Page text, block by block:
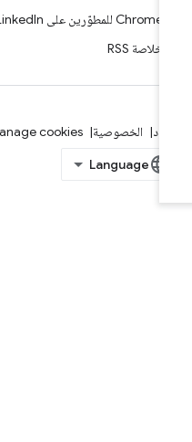
Chrome للمطوّرين على LinkedIn
خلاصة RSS
الخصوصية Manage cookies